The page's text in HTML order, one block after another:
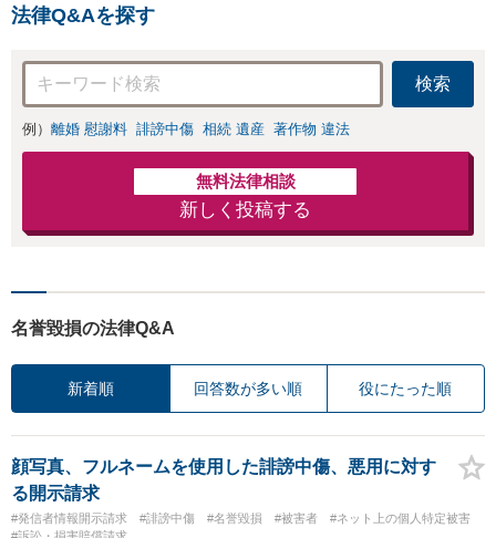
再生など幅広い分
野に対応。人生の
再出発をサポート
【初回面談無料】
法律Q&Aを探す
検索
例） 離婚 慰謝料 誹謗中傷 相続 遺産 著作物 違法
無料法律相談
新しく投稿する
名誉毀損の法律Q&A
新着順 回答数が多い順 役にたった順
顔写真、フルネームを使用した誹謗中傷、悪用に対す
る開示請求
#発信者情報開示請求 #誹謗中傷 #名誉毀損 #被害者
#ネット上の個人特定被害
#訴訟・損害賠償請求